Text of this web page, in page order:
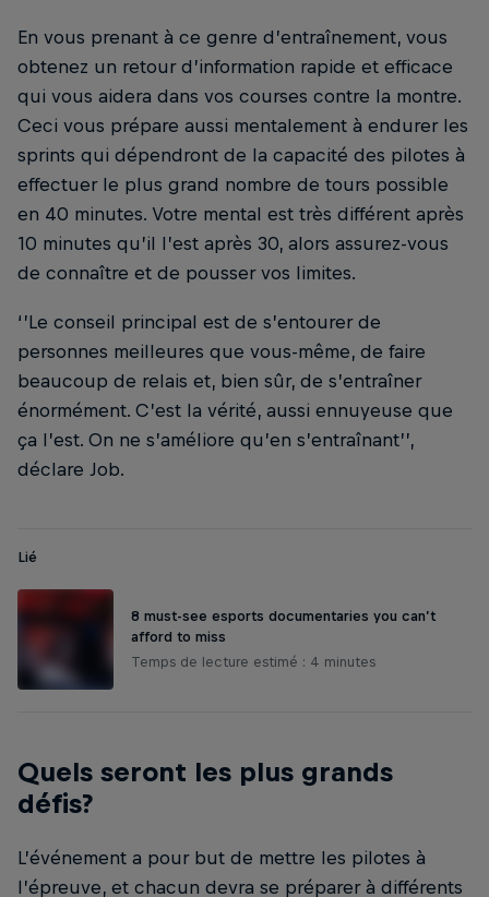
En vous prenant à ce genre d’entraînement, vous
obtenez un retour d’information rapide et efficace
qui vous aidera dans vos courses contre la montre.
Ceci vous prépare aussi mentalement à endurer les
sprints qui dépendront de la capacité des pilotes à
effectuer le plus grand nombre de tours possible
en 40 minutes. Votre mental est très différent après
10 minutes qu’il l’est après 30, alors assurez-vous
de connaître et de pousser vos limites.
‘’Le conseil principal est de s’entourer de
personnes meilleures que vous-même, de faire
beaucoup de relais et, bien sûr, de s’entraîner
énormément. C’est la vérité, aussi ennuyeuse que
ça l’est. On ne s’améliore qu’en s’entraînant’’,
déclare Job.
Lié
8 must-see esports documentaries you can’t
afford to miss
Temps de lecture estimé : 4 minutes
Quels seront les plus grands
défis?
L’événement a pour but de mettre les pilotes à
l’épreuve, et chacun devra se préparer à différents